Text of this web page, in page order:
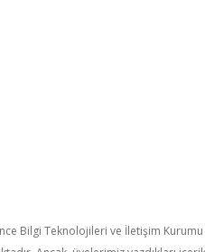
Bilgi Teknolojileri ve İletişim